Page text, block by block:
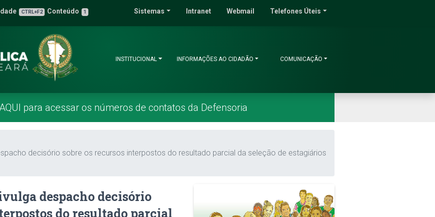
do Estado do Ceará
de Acessibilidade
CTRL+F2 Conteúdo 1 Sistemas Intranet Webmail Telefones Úteis
INSTITUCIONAL INFORMAÇÕES AO CIDADÃO COMUNICAÇÃO
para acessar os números de contatos da Defensoria
decisório sobre os recursos interpostos do resultado parcial da seleção de estagiários
despacho decisório
do resultado parcial